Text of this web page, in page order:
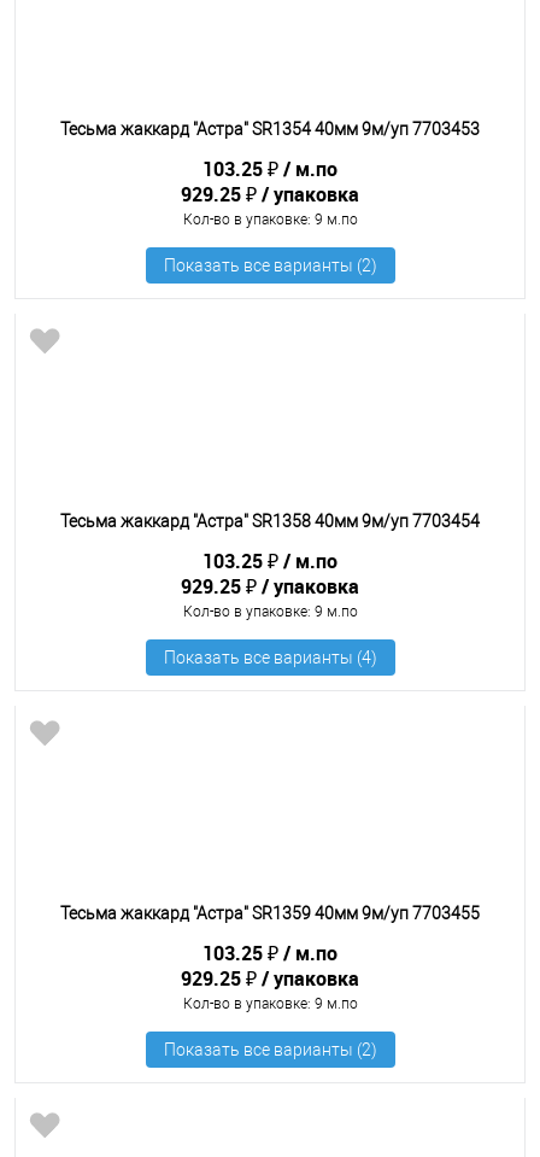
Тесьма жаккард "Астра" SR1354 40мм 9м/уп 7703453
103.25 ₽
м.по
929.25 ₽
упаковка
Кол-во в упаковке: 9 м.по
Тесьма жаккард "Астра" SR1358 40мм 9м/уп 7703454
103.25 ₽
м.по
929.25 ₽
упаковка
Кол-во в упаковке: 9 м.по
Тесьма жаккард "Астра" SR1359 40мм 9м/уп 7703455
103.25 ₽
м.по
929.25 ₽
упаковка
Кол-во в упаковке: 9 м.по